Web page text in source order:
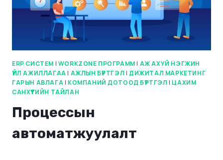
ERP СИСТЕМ | WORKZONE ПРОГРАММ | АЖ АХУЙ НЭГЖИН
ҮЙЛ АЖИЛЛАГАА | АЖЛЫН БҮРТГЭЛ | ДИЖИТАЛ МАРКЕТИНГ
ГАРЫН АВЛАГА | КОМПАНИЙ ДОТООД БҮРТГЭЛ | ЦАХИМ
САНХҮҮГИЙН ТАЙЛАН
Процессын
автоматжуулалт